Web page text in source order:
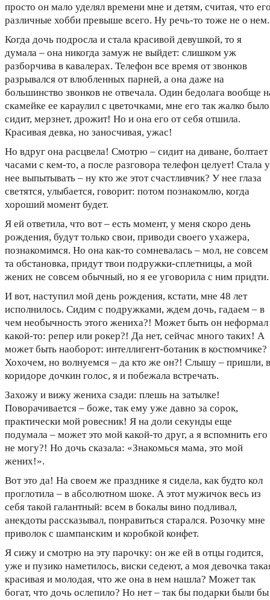
просто он мало уделял времени мне и детям, считая, что
различные хобби превыше всего. Ну речь-то тоже не о нем.
Когда дочь подросла и стала красивой девушкой, то я
думала – она никогда замуж не выйдет: слишком уж
разборчива в кавалерах. Телефон все время от звонков
разрывался от влюбленных парней, а она даже на
большинство звонков не отвечала. Один бедолага вообще
скамейке ее караулил с цветочками, мне его так жалко
сидит, мерзнет, дрожит! Но и она его от себя отшила.
Красивая девка, но заносчивая, ужас!
Но вдруг она расцвела! Смотрю – сидит на диване, болтает
часами с кем-то, а после разговора телефон целует! Стала у
нее выпытывать – ну кто же этот счастливчик? У нее глаза
светятся, улыбается, говорит: потом познакомлю, когда
хороший момент будет.
Я ей ответила, что вот – есть момент, у меня скоро день
рождения, будут только свои, приводи своего ухажера,
познакомимся. Но она как-то сомневалась – мол, не совсем
та обстановка, придут твои подружки-сплетницы, а мой
жених не совсем обычный, но я ее уговорила с ним придти.
И вот, наступил мой день рождения, кстати, мне 48 лет
исполнилось. Сидим с подружками, ждем дочь, гадаем – в
чем необычность этого жениха?! Может быть он неформал
какой-то: репер или рокер?! Да нет, сейчас много таких! А
может быть наоборот: интеллигент-ботаник в костюмчике?
Хохочем, но волнуемся – да кто же он?! Слышу – пришли, в
коридоре дочкин голос, я и побежала встречать.
Захожу и вижу жениха сзади: плешь на затылке!
Поворачивается – боже, так ему уже давно за сорок,
практически мой ровесник! Я на доли секунды еще
подумала – может это мой какой-то друг, а я вспомнить его
не могу?! Но дочь сказала: «Знакомься мама, это мой
жених!».
Вот это да! На своем же празднике я сидела, как будто кол
проглотила – в абсолютном шоке. А этот мужичок весь из
себя такой галантный: всем в бокалы вино подливал,
анекдоты рассказывал, понравиться старался. Розочку мне
приволок с шампанским и коробкой конфет.
Я сижу и смотрю на эту парочку: он же ей в отцы годится,
уже и пузико наметилось, виски седеют, а моя девочка
красивая и молодая, что же она в нем нашла? Может так
богат, что дочь ослепило? Но нет – так бы подарки были бы